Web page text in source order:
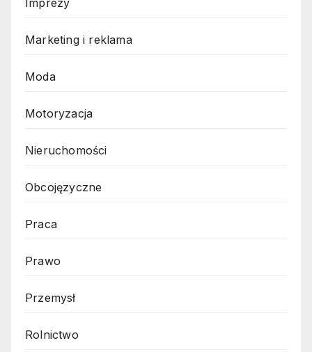
Marketing i reklama
Moda
Motoryzacja
Nieruchomości
Obcojęzyczne
Praca
Prawo
Przemysł
Rolnictwo